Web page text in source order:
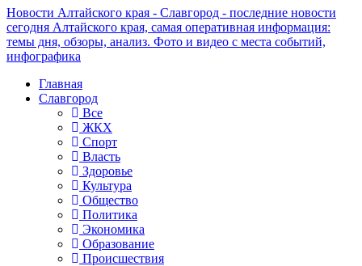
Новости Алтайского края - Славгород - последние новости
сегодня Алтайского края, самая оперативная информация:
темы дня, обзоры, анализ. Фото и видео с места событий,
инфографика
Главная
Славгород
Все
ЖКХ
Спорт
Власть
Здоровье
Культура
Общество
Политика
Экономика
Образование
Происшествия